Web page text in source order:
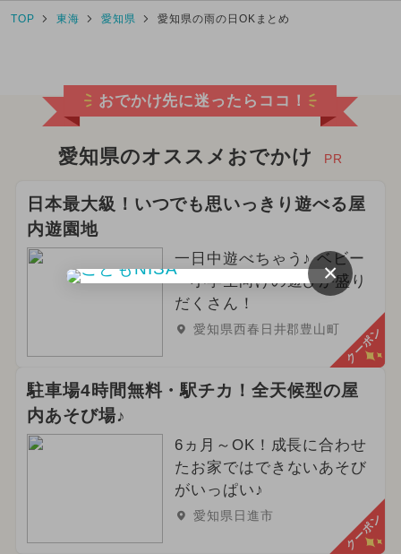
TOP 東海 愛知県 愛知県の雨の日OKまとめ
おでかけ先に迷ったらココ！
愛知県のオススメおでかけ PR
日本最大級！いつでも思いっきり遊べる屋
内遊園地
一日中遊べちゃう♪ ベビー
～小学生向けの遊びが盛り
だくさん！
愛知県西春日井郡豊山町 クーポン
駐車場4時間無料・駅チカ！全天候型の屋
内あそび場♪
6ヵ月～OK！成長に合わせ
たお家ではできないあそび
がいっぱい♪
愛知県日進市 クーポン
×